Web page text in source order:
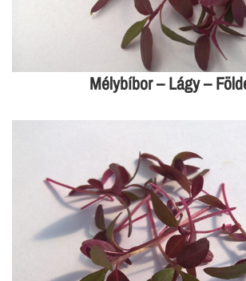
Mélybíbor – Lágy –